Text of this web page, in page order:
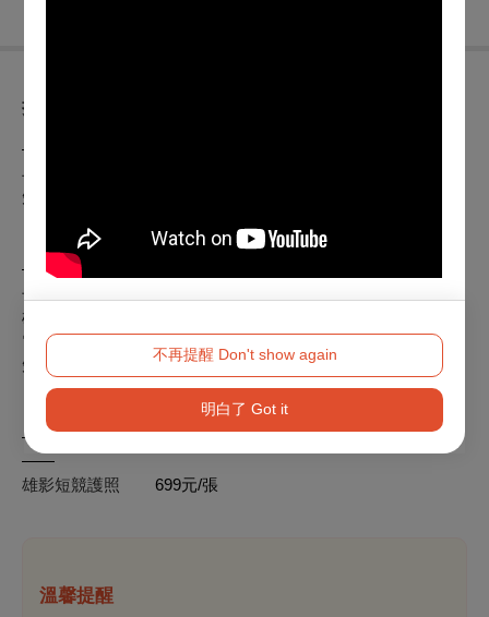
不再提醒 Don't show again
明白了 Got it
折扣方案
—— 銷售時間：09.22 SUN. 18:30 － 10.11 FRI. 23:59 ——
早鳥優惠票 180元/張
短片優惠票 150元/張
—— 銷售時間：10.12 SAT. 00:00 － 10.27 SUN. ——
長片全票 230元/張
雄影特約店家專屬優惠票 219元/張
電影館GOLD+會員優惠票 200元/張
短片優惠票 150元/張
※愛心優惠票享全票之半價優惠
—— 銷售時間：09.22 SUN. 18:30 －數量有限，售完為止
——
雄影短競護照 699元/張
溫馨提醒